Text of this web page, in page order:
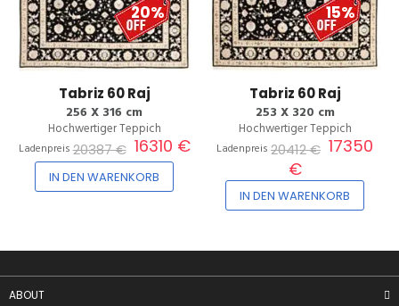
20%
Tabriz 60 Raj
256 X 316 cm
Hochwertiger Teppich
Ladenpreis20387 € 16310 €
IN DEN WARENKORB
15%
Tabriz 60 Raj
253 X 320 cm
Hochwertiger Teppich
Ladenpreis 20412 € 17350
€
IN DEN WARENKORB
ABOUT